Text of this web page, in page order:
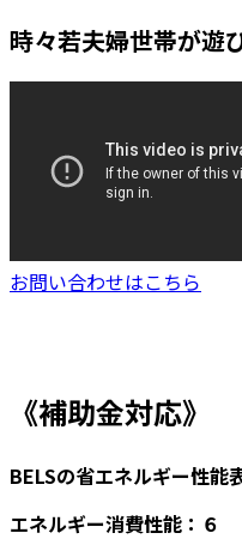
時々若夫婦世帯が遊
お問い合わせはこちら
《補助金対応》
BELSの省エネルギー性能
エネルギー消費性能：６